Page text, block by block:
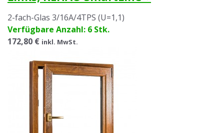
2-fach-Glas 3/16A/4TPS (U=1,1)
Verfügbare Anzahl: 6 Stk.
172,80 € inkl. MwSt.